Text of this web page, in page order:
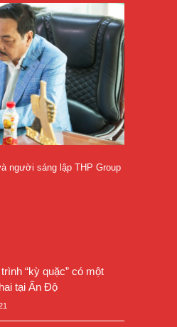
người sáng lập THP Group
“kỳ quặc” có một
tại Ấn Độ